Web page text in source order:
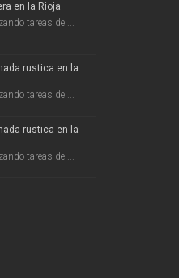
en la Rioja
tareas de ...
rustica en la
tareas de ...
rustica en la
tareas de ...